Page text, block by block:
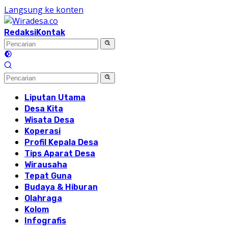
Langsung ke konten
RedaksiKontak
Liputan Utama
Desa Kita
Wisata Desa
Koperasi
Profil Kepala Desa
Tips Aparat Desa
Wirausaha
Tepat Guna
Budaya & Hiburan
Olahraga
Kolom
Infografis